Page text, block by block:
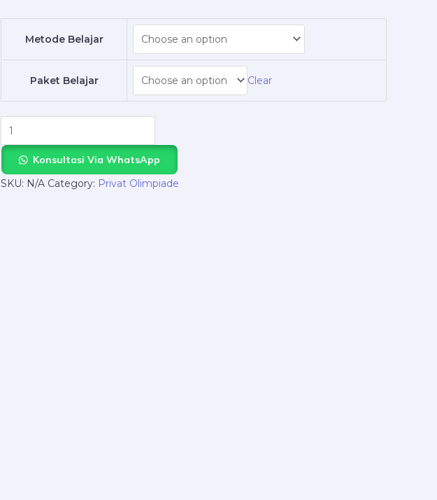
Metode Belajar
Paket Belajar Clear
1
dengan
quantity
Konsultasi Via WhatsApp
SKU: N/A Category: Privat Olimpiade